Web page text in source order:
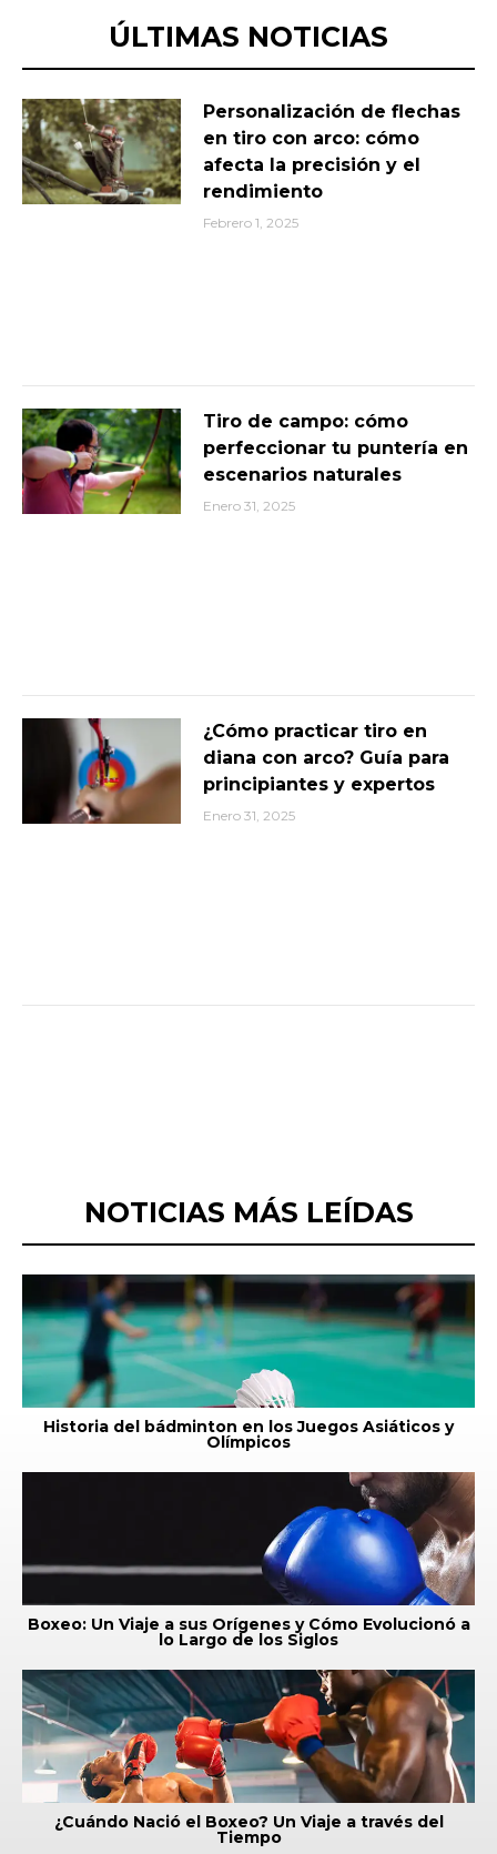
ÚLTIMAS NOTICIAS
Personalización de flechas
en tiro con arco: cómo
afecta la precisión y el
rendimiento
Febrero 1, 2025
Tiro de campo: cómo
perfeccionar tu puntería en
escenarios naturales
Enero 31, 2025
¿Cómo practicar tiro en
diana con arco? Guía para
principiantes y expertos
Enero 31, 2025
NOTICIAS MÁS LEÍDAS
Historia del bádminton en los Juegos Asiáticos y
Olímpicos
Boxeo: Un Viaje a sus Orígenes y Cómo Evolucionó a
lo Largo de los Siglos
¿Cuándo Nació el Boxeo? Un Viaje a través del
Tiempo